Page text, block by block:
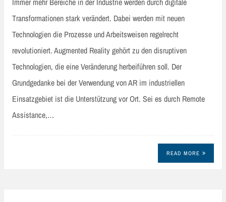
Transformationen stark verändert. Dabei werden mit neuen
Technologien die Prozesse und Arbeitsweisen regelrecht
revolutioniert. Augmented Reality gehört zu den disruptiven
Technologien, die eine Veränderung herbeiführen soll. Der
Grundgedanke bei der Verwendung von AR im industriellen
Einsatzgebiet ist die Unterstützung vor Ort. Sei es durch Remote
Assistance,…
READ MORE